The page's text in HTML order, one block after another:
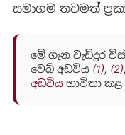
සමාගම තවමත්
මේ ගැන වැඩිදුර
වෙබ් අඩවිය (1), (2),
අඩවියභාවිතා කළ